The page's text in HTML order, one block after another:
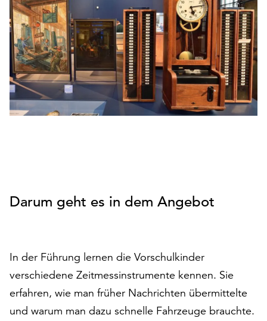
den
Betrieb
der
Seite
notwendig
sind
(funktionale
Cookies),
sowie
Statistikzwecken
Klicken
auf
„Alle
akzeptieren“,
Darum geht es in dem Angebot
In der Führung lernen die Vorschulkinder
verschiedene Zeitmessinstrumente kennen. Sie
erfahren, wie man früher Nachrichten übermittelte
und warum man dazu schnelle Fahrzeuge brauchte.